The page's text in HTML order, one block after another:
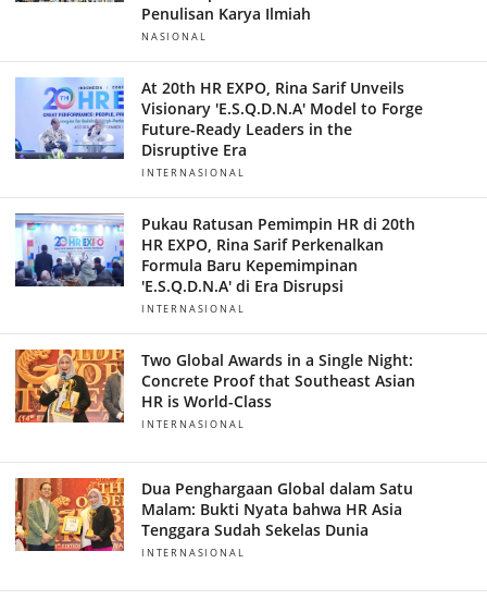
Penulisan Karya Ilmiah
NASIONAL
At 20th HR EXPO, Rina Sarif Unveils
Visionary 'E.S.Q.D.N.A' Model to Forge
Future-Ready Leaders in the
Disruptive Era
INTERNASIONAL
Pukau Ratusan Pemimpin HR di 20th
HR EXPO, Rina Sarif Perkenalkan
Formula Baru Kepemimpinan
'E.S.Q.D.N.A' di Era Disrupsi
INTERNASIONAL
Two Global Awards in a Single Night:
Concrete Proof that Southeast Asian
HR is World-Class
INTERNASIONAL
Dua Penghargaan Global dalam Satu
Malam: Bukti Nyata bahwa HR Asia
Tenggara Sudah Sekelas Dunia
INTERNASIONAL